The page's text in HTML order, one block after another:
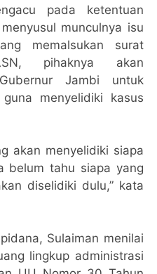
pada ketentuan
munculnya isu
memalsukan surat
pihaknya akan
Jambi untuk
menyelidiki kasus
akan menyelidiki siapa
belum tahu siapa yang
diselidiki dulu,” kata
Sulaiman menilai
lingkup administrasi